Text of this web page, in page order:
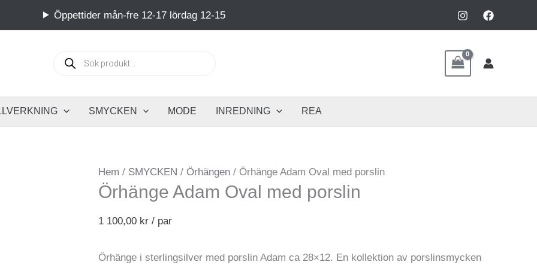
Öppettider mån-fre 12-17 lördag 12-15
Produktsök
SMYCKEN MODE INREDNING REA
Hem / SMYCKEN / Örhängen / Örhänge Adam Oval med porslin
Örhänge Adam Oval med porslin
1 100,00 kr / par
Örhänge i sterlingsilver med porslin Adam ca 28×12. En kollektion av porslinsmycken